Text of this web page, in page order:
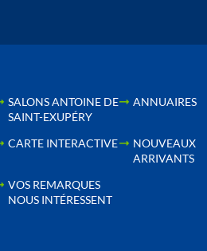
SALONS ANTOINE DE
SAINT-EXUPÉRY
ANNUAIRES
CARTE INTERACTIVE
NOUVEAUX
ARRIVANTS
VOS REMARQUES
NOUS INTÉRESSENT